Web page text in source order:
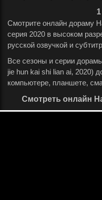
Смотрите онлайн дораму
серия 2020 в высоком
русской озвучкой и
Все сезоны и серии
jie hun kai shi lian ai, 2020)
компьютере, планшете,
Смотреть онлайн